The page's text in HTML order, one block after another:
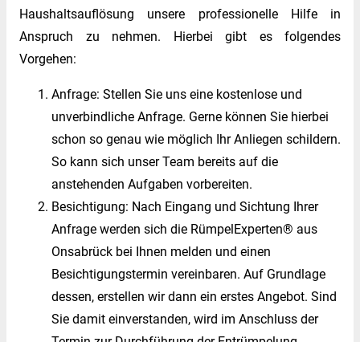
Haushaltsauflösung unsere professionelle Hilfe in
Anspruch zu nehmen. Hierbei gibt es folgendes
Vorgehen:
Anfrage: Stellen Sie uns eine kostenlose und
unverbindliche Anfrage. Gerne können Sie hierbei
schon so genau wie möglich Ihr Anliegen schildern.
So kann sich unser Team bereits auf die
anstehenden Aufgaben vorbereiten.
Besichtigung: Nach Eingang und Sichtung Ihrer
Anfrage werden sich die RümpelExperten® aus
Onsabrück bei Ihnen melden und einen
Besichtigungstermin vereinbaren. Auf Grundlage
dessen, erstellen wir dann ein erstes Angebot. Sind
Sie damit einverstanden, wird im Anschluss der